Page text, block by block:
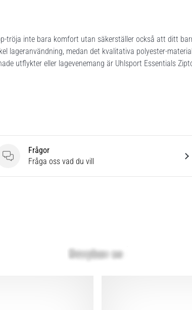
tröja inte bara komfort utan säkerställer också att ditt
lageranvändning, medan det kvalitativa polyester-
utflykter eller lagevenemang är Uhlsport Essentials
Frågor
Frågor
Fråga oss vad du vill